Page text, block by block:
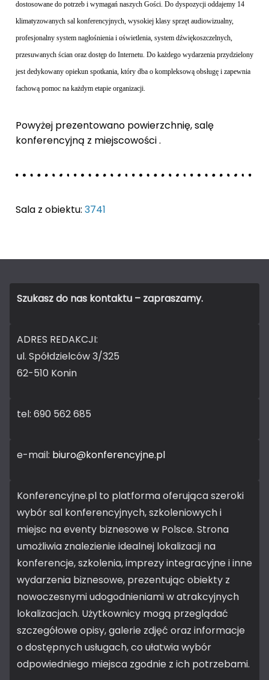
dostosowane do potrzeb i wymagań naszych Gości. Do dyspozycji oddajemy 14
klimatyzowanych sal konferencyjnych, wysokiej klasy sprzęt audiowizualny,
profesjonalny system nagłośnienia i oświetlenia, system dźwiękoszczelnych,
przesuwanych ścian oraz dostęp do Internetu. Do każdego wydarzenia przydzielony
jest dedykowany opiekun spotkania, który dba o kompleksową obsługę i zapewnia
fachową pomoc na każdym etapie organizacji.
Powyżej prezentowano powierzchnię, salę
konferencyjną z miejscowości .
Sala z obiektu: 3741
Szukasz do nas kontaktu – zapraszamy.
ADRES REDAKCJI:
ul. Spółdzielców 3/325
62-510 Konin
tel: 690 562 685
e-mail: biuro@konferencyjne.pl
Konferencyjne.pl to platforma oferująca szeroki
wybór sal konferencyjnych, szkoleniowych i
miejsc na eventy biznesowe w Polsce. Strona
umożliwia znalezienie idealnej lokalizacji na
konferencje, szkolenia, imprezy integracyjne i inne
wydarzenia biznesowe, prezentując obiekty z
nowoczesnymi udogodnieniami w atrakcyjnych
lokalizacjach. Użytkownicy mogą przeglądać
szczegółowe opisy, galerie zdjęć oraz informacje
o dostępnych usługach, co ułatwia wybór
odpowiedniego miejsca zgodnie z ich potrzebami.